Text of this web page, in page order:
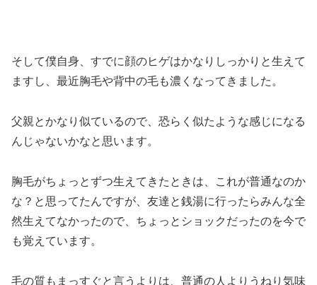
そして僕自身、すでに顔のヒゲはかなりしっかりと生えて
ますし、最近胸毛や背中の毛も濃くなってきました。
父親とかなり似ているので、恐らく似たような感じになる
んじゃないかなと思います。
胸毛がちょっとずつ生えてきたときは、これが普通なのか
な？と思ってたんですが、友達と銭湯に行ったらみんな全
然生えてなかったので、ちょっとショックだったのを今で
も覚えています。
毛の質もまっすぐと言うよりは、普通の人よりうねり気味